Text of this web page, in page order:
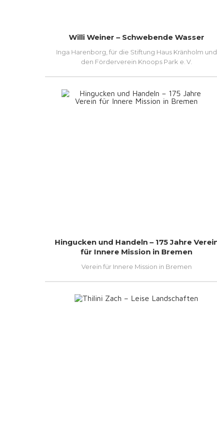
Willi Weiner – Schwebende Wasser
Inga Harenborg, für die Stiftung Haus Kränholm und
den Förderverein Knoops Park e. V.
Hingucken und Handeln – 175 Jahre
für Innere Mission in Bremen
Verein für Innere Mission in Bremen